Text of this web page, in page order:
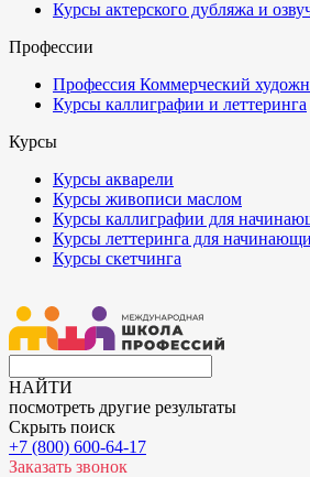
Курсы актерского дубляжа и
Профессии
Профессия Коммерческий
Курсы каллиграфии и леттеринга
Курсы
Курсы акварели
Курсы живописи маслом
Курсы каллиграфии для
Курсы леттеринга для
Курсы скетчинга
НАЙТИ
посмотреть другие результаты
Скрыть поиск
+7 (800) 600-64-17
Заказать звонок